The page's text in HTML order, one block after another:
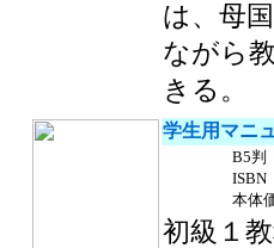
は、母
ながら
きる。
学生用マニ
B5判
ISBN
本体
初級１